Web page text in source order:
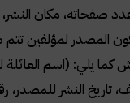
صفحاته، مكان النشر،
المصدر لمؤلفين تتم
كما يلي: (اسم
تاريخ النشر